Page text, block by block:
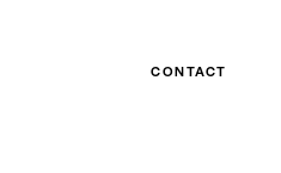
CONTACT